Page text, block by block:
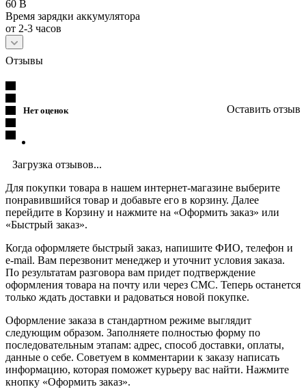
60 В
Время зарядки аккумулятора
от 2-3 часов
Отзывы
Нет оценок Оставить отзыв
Загрузка отзывов...
Для покупки товара в нашем интернет-магазине выберите
понравившийся товар и добавьте его в корзину. Далее
перейдите в Корзину и нажмите на «Оформить заказ» или
«Быстрый заказ».
Когда оформляете быстрый заказ, напишите ФИО, телефон и
e-mail. Вам перезвонит менеджер и уточнит условия заказа.
По результатам разговора вам придет подтверждение
оформления товара на почту или через СМС. Теперь останется
только ждать доставки и радоваться новой покупке.
Оформление заказа в стандартном режиме выглядит
следующим образом. Заполняете полностью форму по
последовательным этапам: адрес, способ доставки, оплаты,
данные о себе. Советуем в комментарии к заказу написать
информацию, которая поможет курьеру вас найти. Нажмите
кнопку «Оформить заказ».